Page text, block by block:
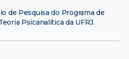
de Pesquisa do Programa de
Psicanalítica da UFRJ.